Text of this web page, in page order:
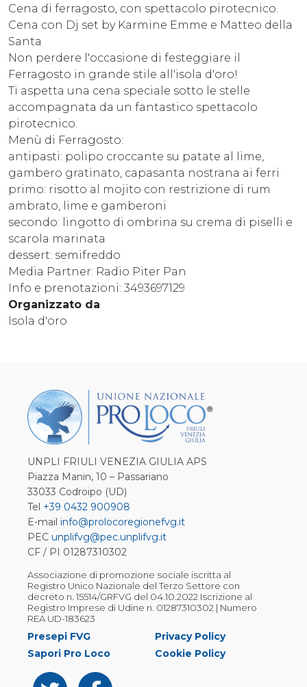
Cena di ferragosto, con spettacolo pirotecnico.
Cena con Dj set by Karmine Emme e Matteo della
Santa
Non perdere l'occasione di festeggiare il
Ferragosto in grande stile all'isola d'oro!
Ti aspetta una cena speciale sotto le stelle
accompagnata da un fantastico spettacolo
pirotecnico.
Menù di Ferragosto:
antipasti: polipo croccante su patate al lime,
gambero gratinato, capasanta nostrana ai ferri
primo: risotto al mojito con restrizione di rum
ambrato, lime e gamberoni
secondo: lingotto di ombrina su crema di piselli e
scarola marinata
dessert: semifreddo
Media Partner: Radio Piter Pan
Info e prenotazioni: 3493697129
Organizzato da
Isola d'oro
UNPLI FRIULI VENEZIA GIULIA APS
Piazza Manin, 10 – Passariano
33033 Codroipo (UD)
Tel +39 0432 900908
E-mail info@prolocoregionefvg.it
PEC unplifvg@pec.unplifvg.it
CF / PI 01287310302
Associazione di promozione sociale iscritta al
Registro Unico Nazionale del Terzo Settore con
decreto n. 15514/GRFVG del 04.10.2022 Iscrizione al
Registro Imprese di Udine n. 01287310302 | Numero
REA UD-183623
Presepi FVG
Sapori Pro Loco
Privacy Policy
Cookie Policy